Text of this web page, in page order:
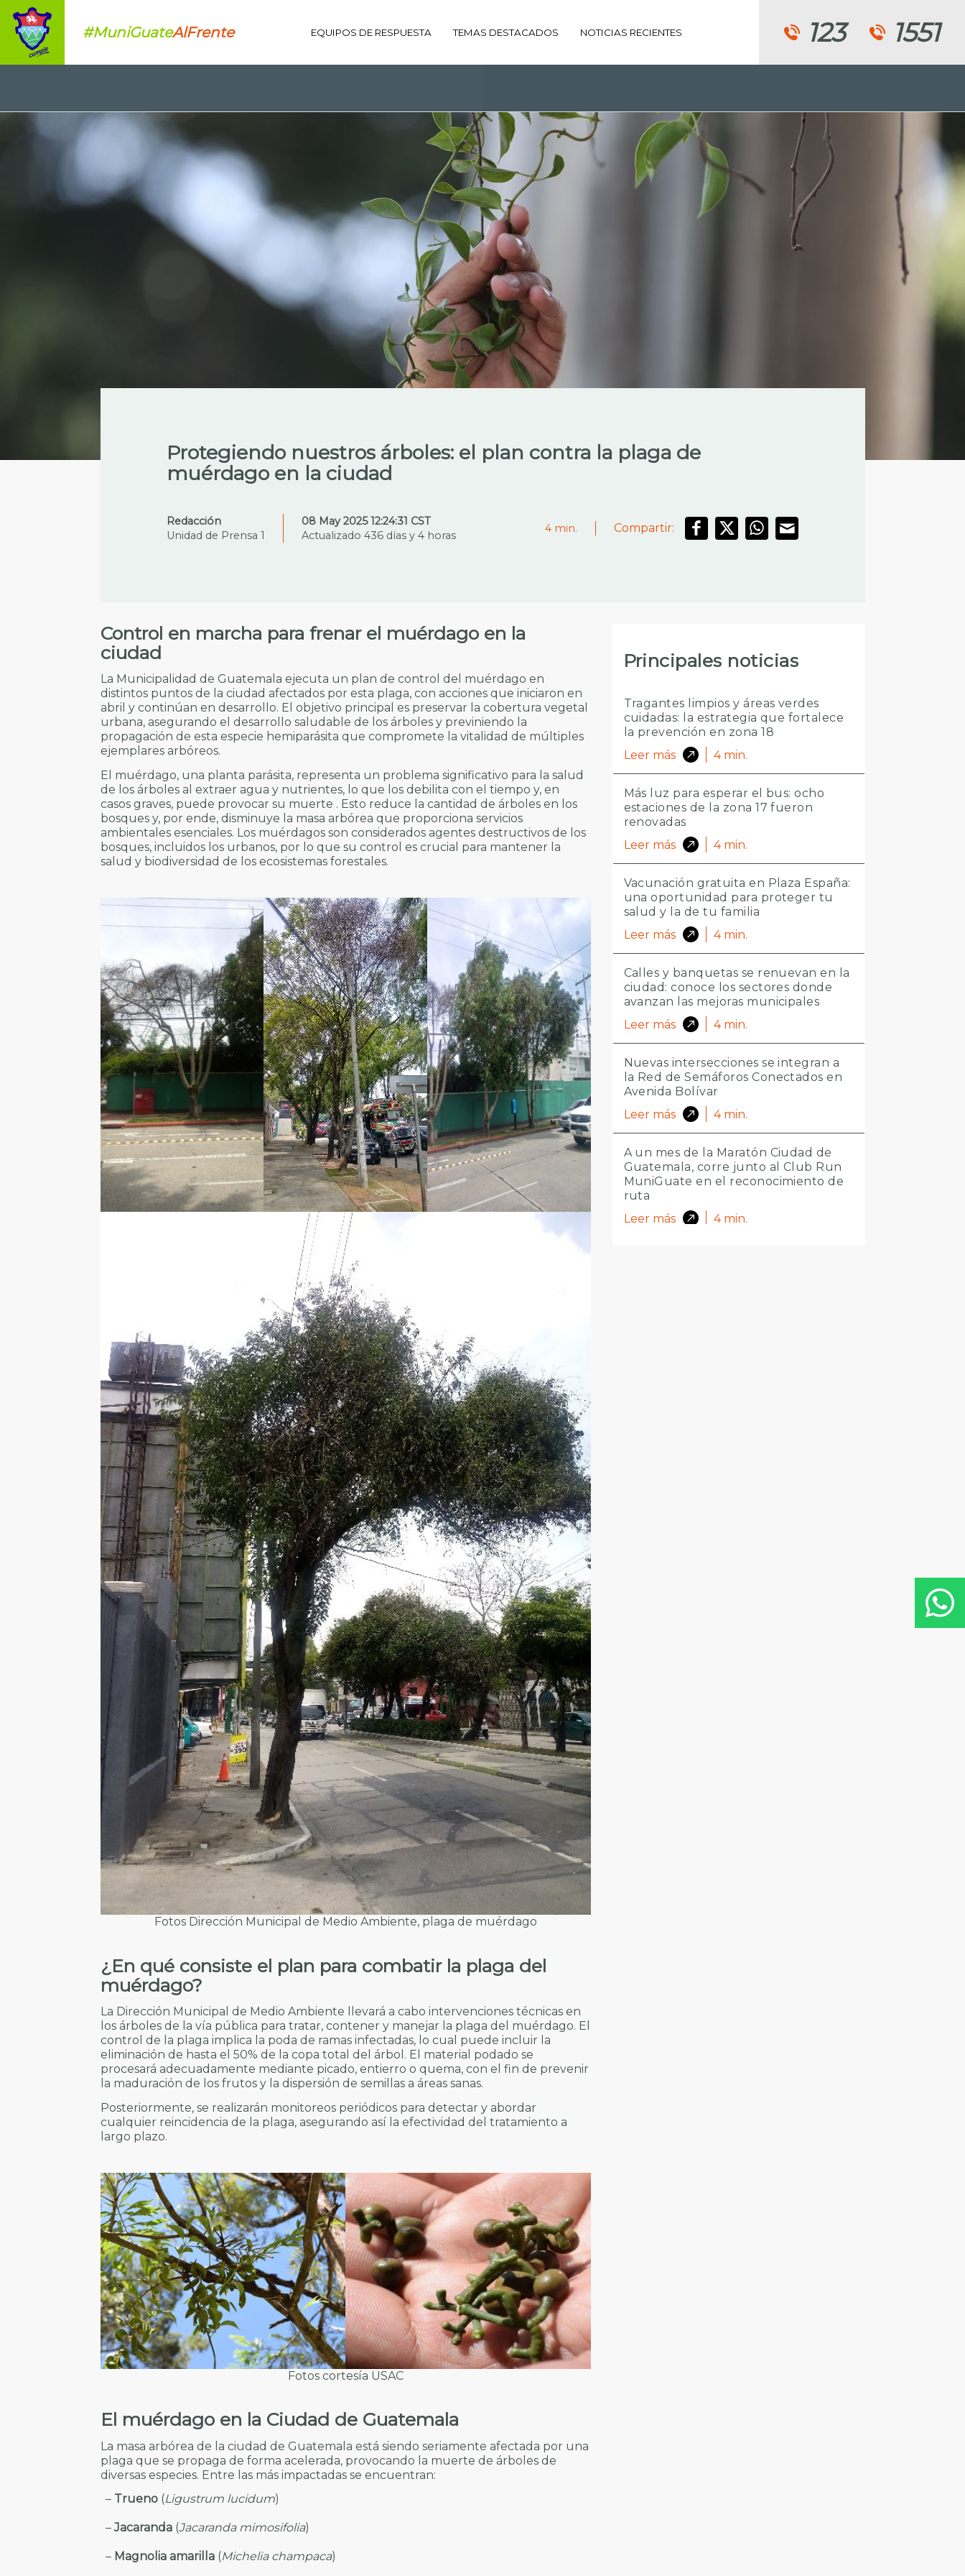
EQUIPOS DE RESPUESTA TEMAS DESTACADOS NOTICIAS RECIENTES 123 1551
#MuniGuateAlFrente
Protegiendo nuestros árboles: el plan contra la plaga de
muérdago en la ciudad
Redacción
Unidad de Prensa 1
08 May 2025 12:24:31 CST
Actualizado 436 días y 4 horas
4 min. Compartir:
Control en marcha para frenar el muérdago en la
ciudad
La Municipalidad de Guatemala ejecuta un plan de control del muérdago en
distintos puntos de la ciudad afectados por esta plaga, con acciones que iniciaron en
abril y continúan en desarrollo. El objetivo principal es preservar la cobertura vegetal
urbana, asegurando el desarrollo saludable de los árboles y previniendo la
propagación de esta especie hemiparásita que compromete la vitalidad de múltiples
ejemplares arbóreos.
El muérdago, una planta parásita, representa un problema significativo para la salud
de los árboles al extraer agua y nutrientes, lo que los debilita con el tiempo y, en
casos graves, puede provocar su muerte . Esto reduce la cantidad de árboles en los
bosques y, por ende, disminuye la masa arbórea que proporciona servicios
ambientales esenciales. Los muérdagos son considerados agentes destructivos de los
bosques, incluidos los urbanos, por lo que su control es crucial para mantener la
salud y biodiversidad de los ecosistemas forestales.
Fotos Dirección Municipal de Medio Ambiente, plaga de muérdago
¿En qué consiste el plan para combatir la plaga del
muérdago?
La Dirección Municipal de Medio Ambiente llevará a cabo intervenciones técnicas en
los árboles de la vía pública para tratar, contener y manejar la plaga del muérdago. El
control de la plaga implica la poda de ramas infectadas, lo cual puede incluir la
eliminación de hasta el 50% de la copa total del árbol. El material podado se
procesará adecuadamente mediante picado, entierro o quema, con el fin de prevenir
la maduración de los frutos y la dispersión de semillas a áreas sanas.
Posteriormente, se realizarán monitoreos periódicos para detectar y abordar
cualquier reincidencia de la plaga, asegurando así la efectividad del tratamiento a
largo plazo.
Fotos cortesía USAC
El muérdago en la Ciudad de Guatemala
La masa arbórea de la ciudad de Guatemala está siendo seriamente afectada por una
plaga que se propaga de forma acelerada, provocando la muerte de árboles de
diversas especies. Entre las más impactadas se encuentran:
– Trueno(Ligustrum lucidum)
– Jacaranda(Jacaranda mimosifolia)
– Magnolia amarilla(Michelia champaca)
Principales noticias
Tragantes limpios y áreas verdes
cuidadas: la estrategia que fortalece
la prevención en zona 18
Leer más
4 min.
Más luz para esperar el bus: ocho
estaciones de la zona 17 fueron
renovadas
Leer más
4 min.
Vacunación gratuita en Plaza España:
una oportunidad para proteger tu
salud y la de tu familia
Leer más
4 min.
Calles y banquetas se renuevan en la
ciudad: conoce los sectores donde
avanzan las mejoras municipales
Leer más
4 min.
Nuevas intersecciones se integran a
la Red de Semáforos Conectados en
Avenida Bolívar
Leer más
4 min.
A un mes de la Maratón Ciudad de
Guatemala, corre junto al Club Run
MuniGuate en el reconocimiento de
ruta
Leer más
4 min.